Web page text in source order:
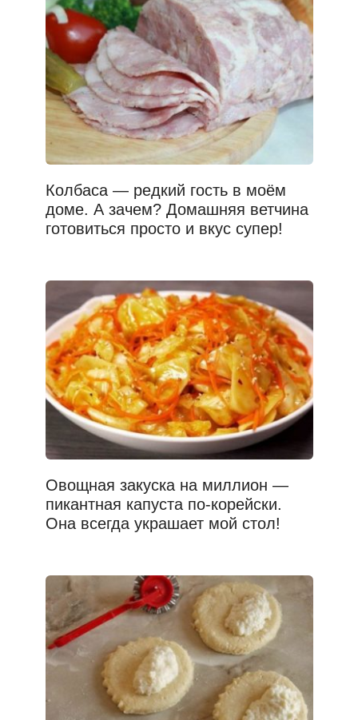
Колбаса — редкий гость в моём
доме. А зачем? Домашняя ветчина
готовиться просто и вкус супер!
Овощная закуска на миллион —
пикантная капуста по-корейски.
Она всегда украшает мой стол!